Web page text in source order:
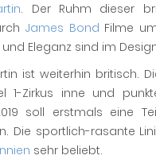
. Der Ruhm dieser
James Bond Filme
Eleganz sind im
ist weiterhin britisch.
1-Zirkus inne und
soll erstmals eine
Die sportlich-rasante
sehr beliebt.